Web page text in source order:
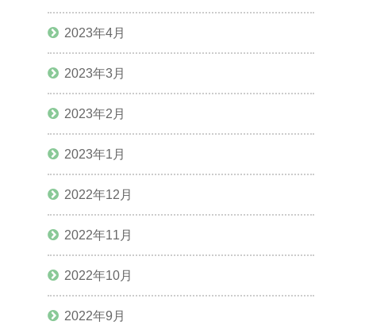
2023年4月
2023年3月
2023年2月
2023年1月
2022年12月
2022年11月
2022年10月
2022年9月